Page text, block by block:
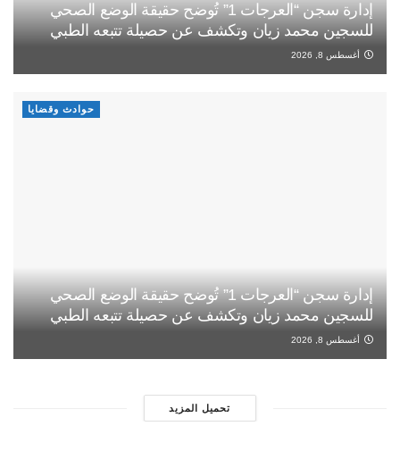
إدارة سجن “العرجات 1” تُوضح حقيقة الوضع الصحي
للسجين محمد زيان وتكشف عن حصيلة تتبعه الطبي
أغسطس 8, 2026
حوادث وقضايا
إدارة سجن “العرجات 1” تُوضح حقيقة الوضع الصحي
للسجين محمد زيان وتكشف عن حصيلة تتبعه الطبي
أغسطس 8, 2026
تحميل المزيد